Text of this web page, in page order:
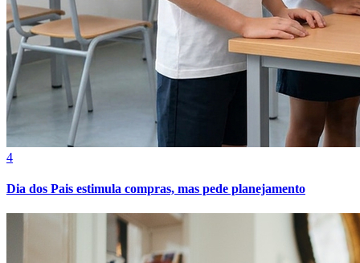
4
Dia dos Pais estimula compras, mas pede planejamento